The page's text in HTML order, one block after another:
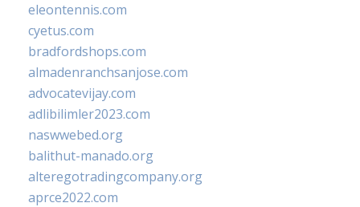
eleontennis.com
cyetus.com
bradfordshops.com
almadenranchsanjose.com
advocatevijay.com
adlibilimler2023.com
naswwebed.org
balithut-manado.org
alteregotradingcompany.org
aprce2022.com